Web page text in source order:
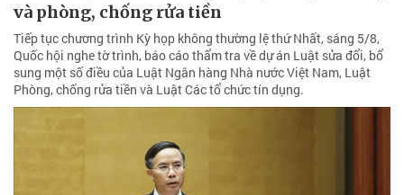
và phòng, chống rửa tiền
Tiếp tục chương trình Kỳ họp không thường lệ thứ Nhất, sáng 5/8,
Quốc hội nghe tờ trình, báo cáo thẩm tra về dự án Luật sửa đổi, bổ
sung một số điều của Luật Ngân hàng Nhà nước Việt Nam, Luật
Phòng, chống rửa tiền và Luật Các tổ chức tín dụng.